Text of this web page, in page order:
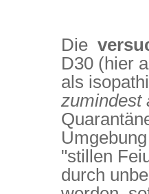
Die
D30 (hier
als
zumindest
"stillen
durch